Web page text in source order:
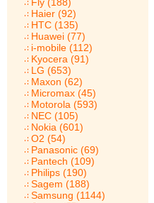
Haier (92)
HTC (135)
Huawei (77)
i-mobile (112)
Kyocera (91)
LG (653)
Maxon (62)
Micromax (45)
Motorola (593)
NEC (105)
Nokia (601)
O2 (54)
Panasonic (69)
Pantech (109)
Philips (190)
Sagem (188)
Samsung (1144)